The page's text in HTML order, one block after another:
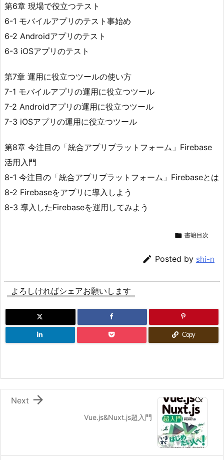
第6章 現場で役立つテスト
6-1 モバイルアプリのテスト事始め
6-2 Androidアプリのテスト
6-3 iOSアプリのテスト
第7章 運用に役立つツールの使い方
7-1 モバイルアプリの運用に役立つツール
7-2 Androidアプリの運用に役立つツール
7-3 iOSアプリの運用に役立つツール
第8章 今注目の「統合アプリプラットフォーム」Firebase
活用入門
8-1 今注目の「統合アプリプラットフォーム」Firebaseとは
8-2 Firebaseをアプリに導入しよう
8-3 導入したFirebaseを運用してみよう
 書籍目次
 Posted by shi-n
よろしければシェアお願いします
Copy
Vue.js&Nuxt.js超入門

Next